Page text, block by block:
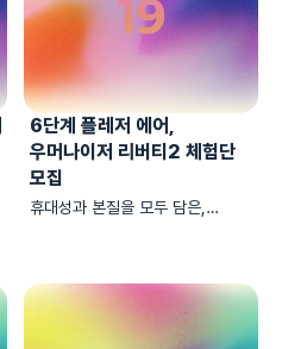
6단계 플레저 에어,
우머나이저 리버티2 체험단
모집
휴대성과 본질을 모두 담은,